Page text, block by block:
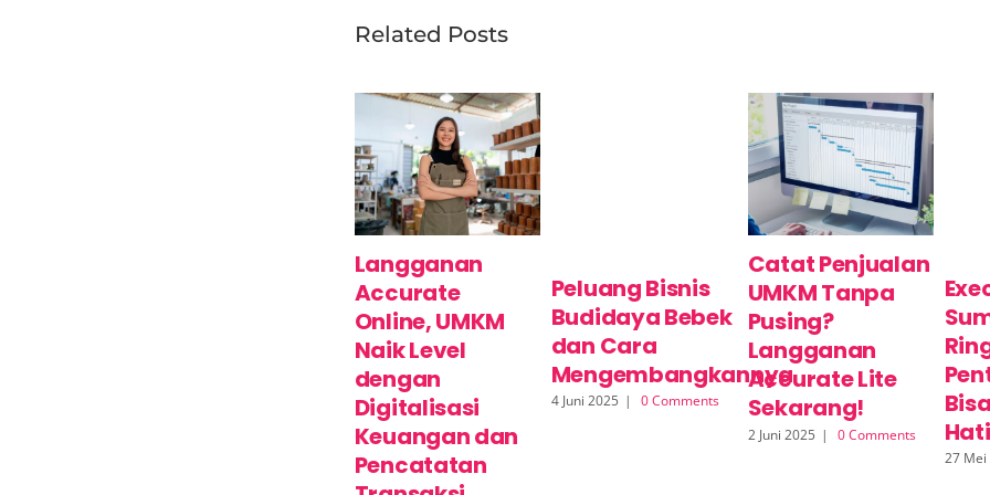
Related Posts
Langganan
Accurate
Online, UMKM
Naik Level
dengan
Digitalisasi
Keuangan dan
Pencatatan
Peluang Bisnis
Budidaya Bebek
dan Cara
Mengembangkannya
4 Juni 2025 | 0 Comments
Catat Penjualan
UMKM Tanpa
Pusing?
Langganan
Accurate Lite
Sekarang!
2 Juni 2025 | 0 Comments
27 Mei